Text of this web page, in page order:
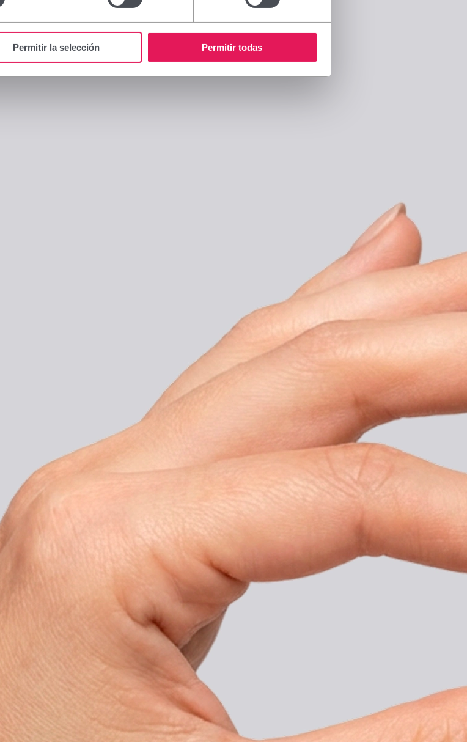
Permitir la selección Permitir todas